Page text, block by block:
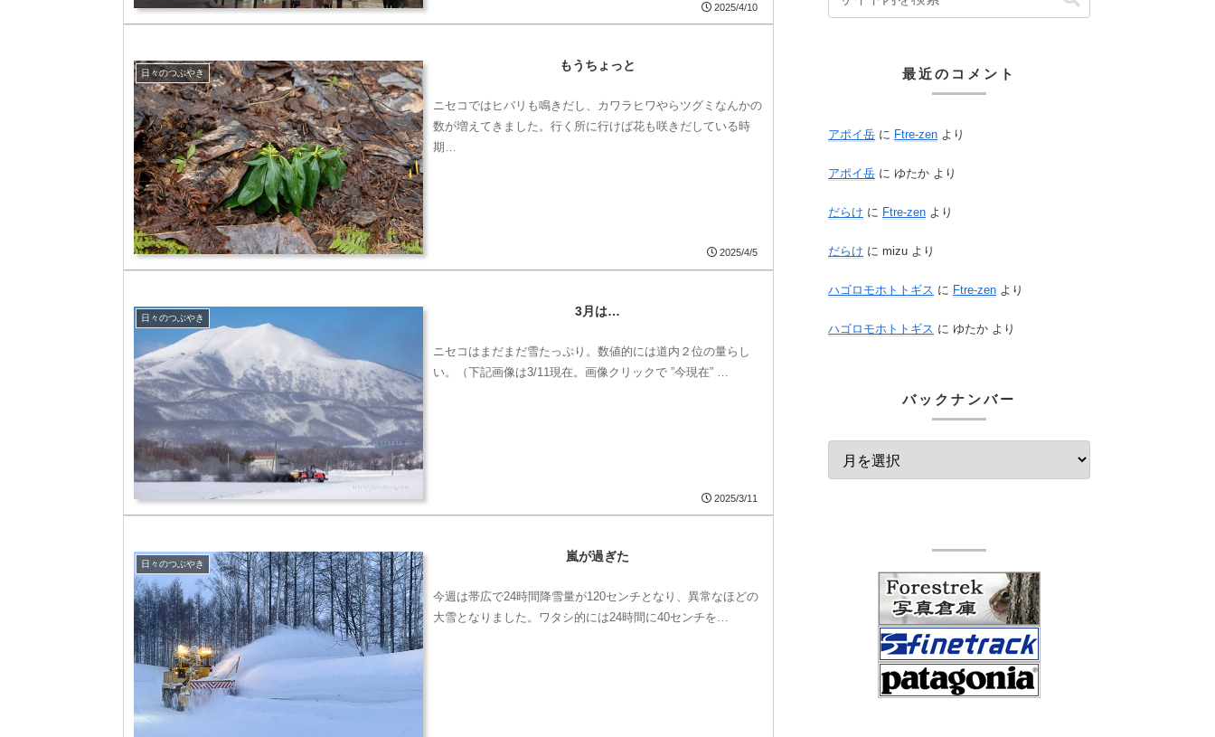
2025/4/10
日々のつぶやき もうちょっと
ニセコではヒバリも鳴きだし、カワラヒワやらツグミなんかの
数が増えてきました。行く所に行けば花も咲きだしている時
期…
2025/4/5
日々のつぶやき 3月は…
ニセコはまだまだ雪たっぷり。数値的には道内２位の量らし
い。（下記画像は3/11現在。画像クリックで ”今現在” …
2025/3/11
日々のつぶやき 嵐が過ぎた
今週は帯広で24時間降雪量が120センチとなり、異常なほどの
大雪となりました。ワタシ的には24時間に40センチを…
最近のコメント
アポイ岳 に Ftre-zen より
アポイ岳 に ゆたか より
だらけ に Ftre-zen より
だらけ に mizu より
ハゴロモホトトギス に Ftre-zen より
ハゴロモホトトギス に ゆたか より
バックナンバー